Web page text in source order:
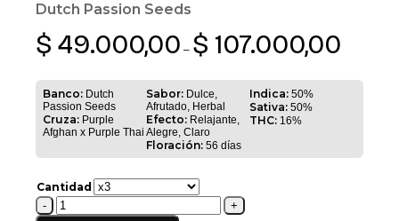
Dutch Passion Seeds
$ 49.000,00 – $ 107.000,00
$ 49.000,00
Banco:Dutch
Passion Seeds
Cruza:Purple
Afghan x Purple Thai
Sabor: Dulce,
Afrutado, Herbal
Efecto: Relajante,
Alegre, Claro
Floración: 56 días
Indica: 50%
Sativa: 50%
THC: 16%
Cantidad
PURPLE
#1